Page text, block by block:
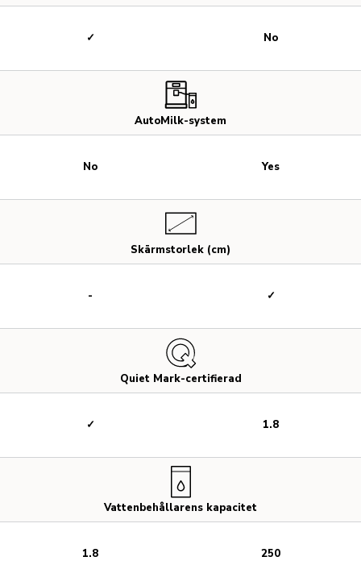
AutoMilk-system
Skärmstorlek (cm)
Quiet Mark-certifierad
Vattenbehållarens kapacitet
✓
No
-
✓
1.8
No
Yes
✓
1.8
250